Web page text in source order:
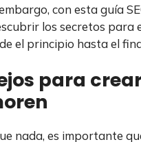
con esta guía
los secretos para
el principio hasta el
para
nada, es importante